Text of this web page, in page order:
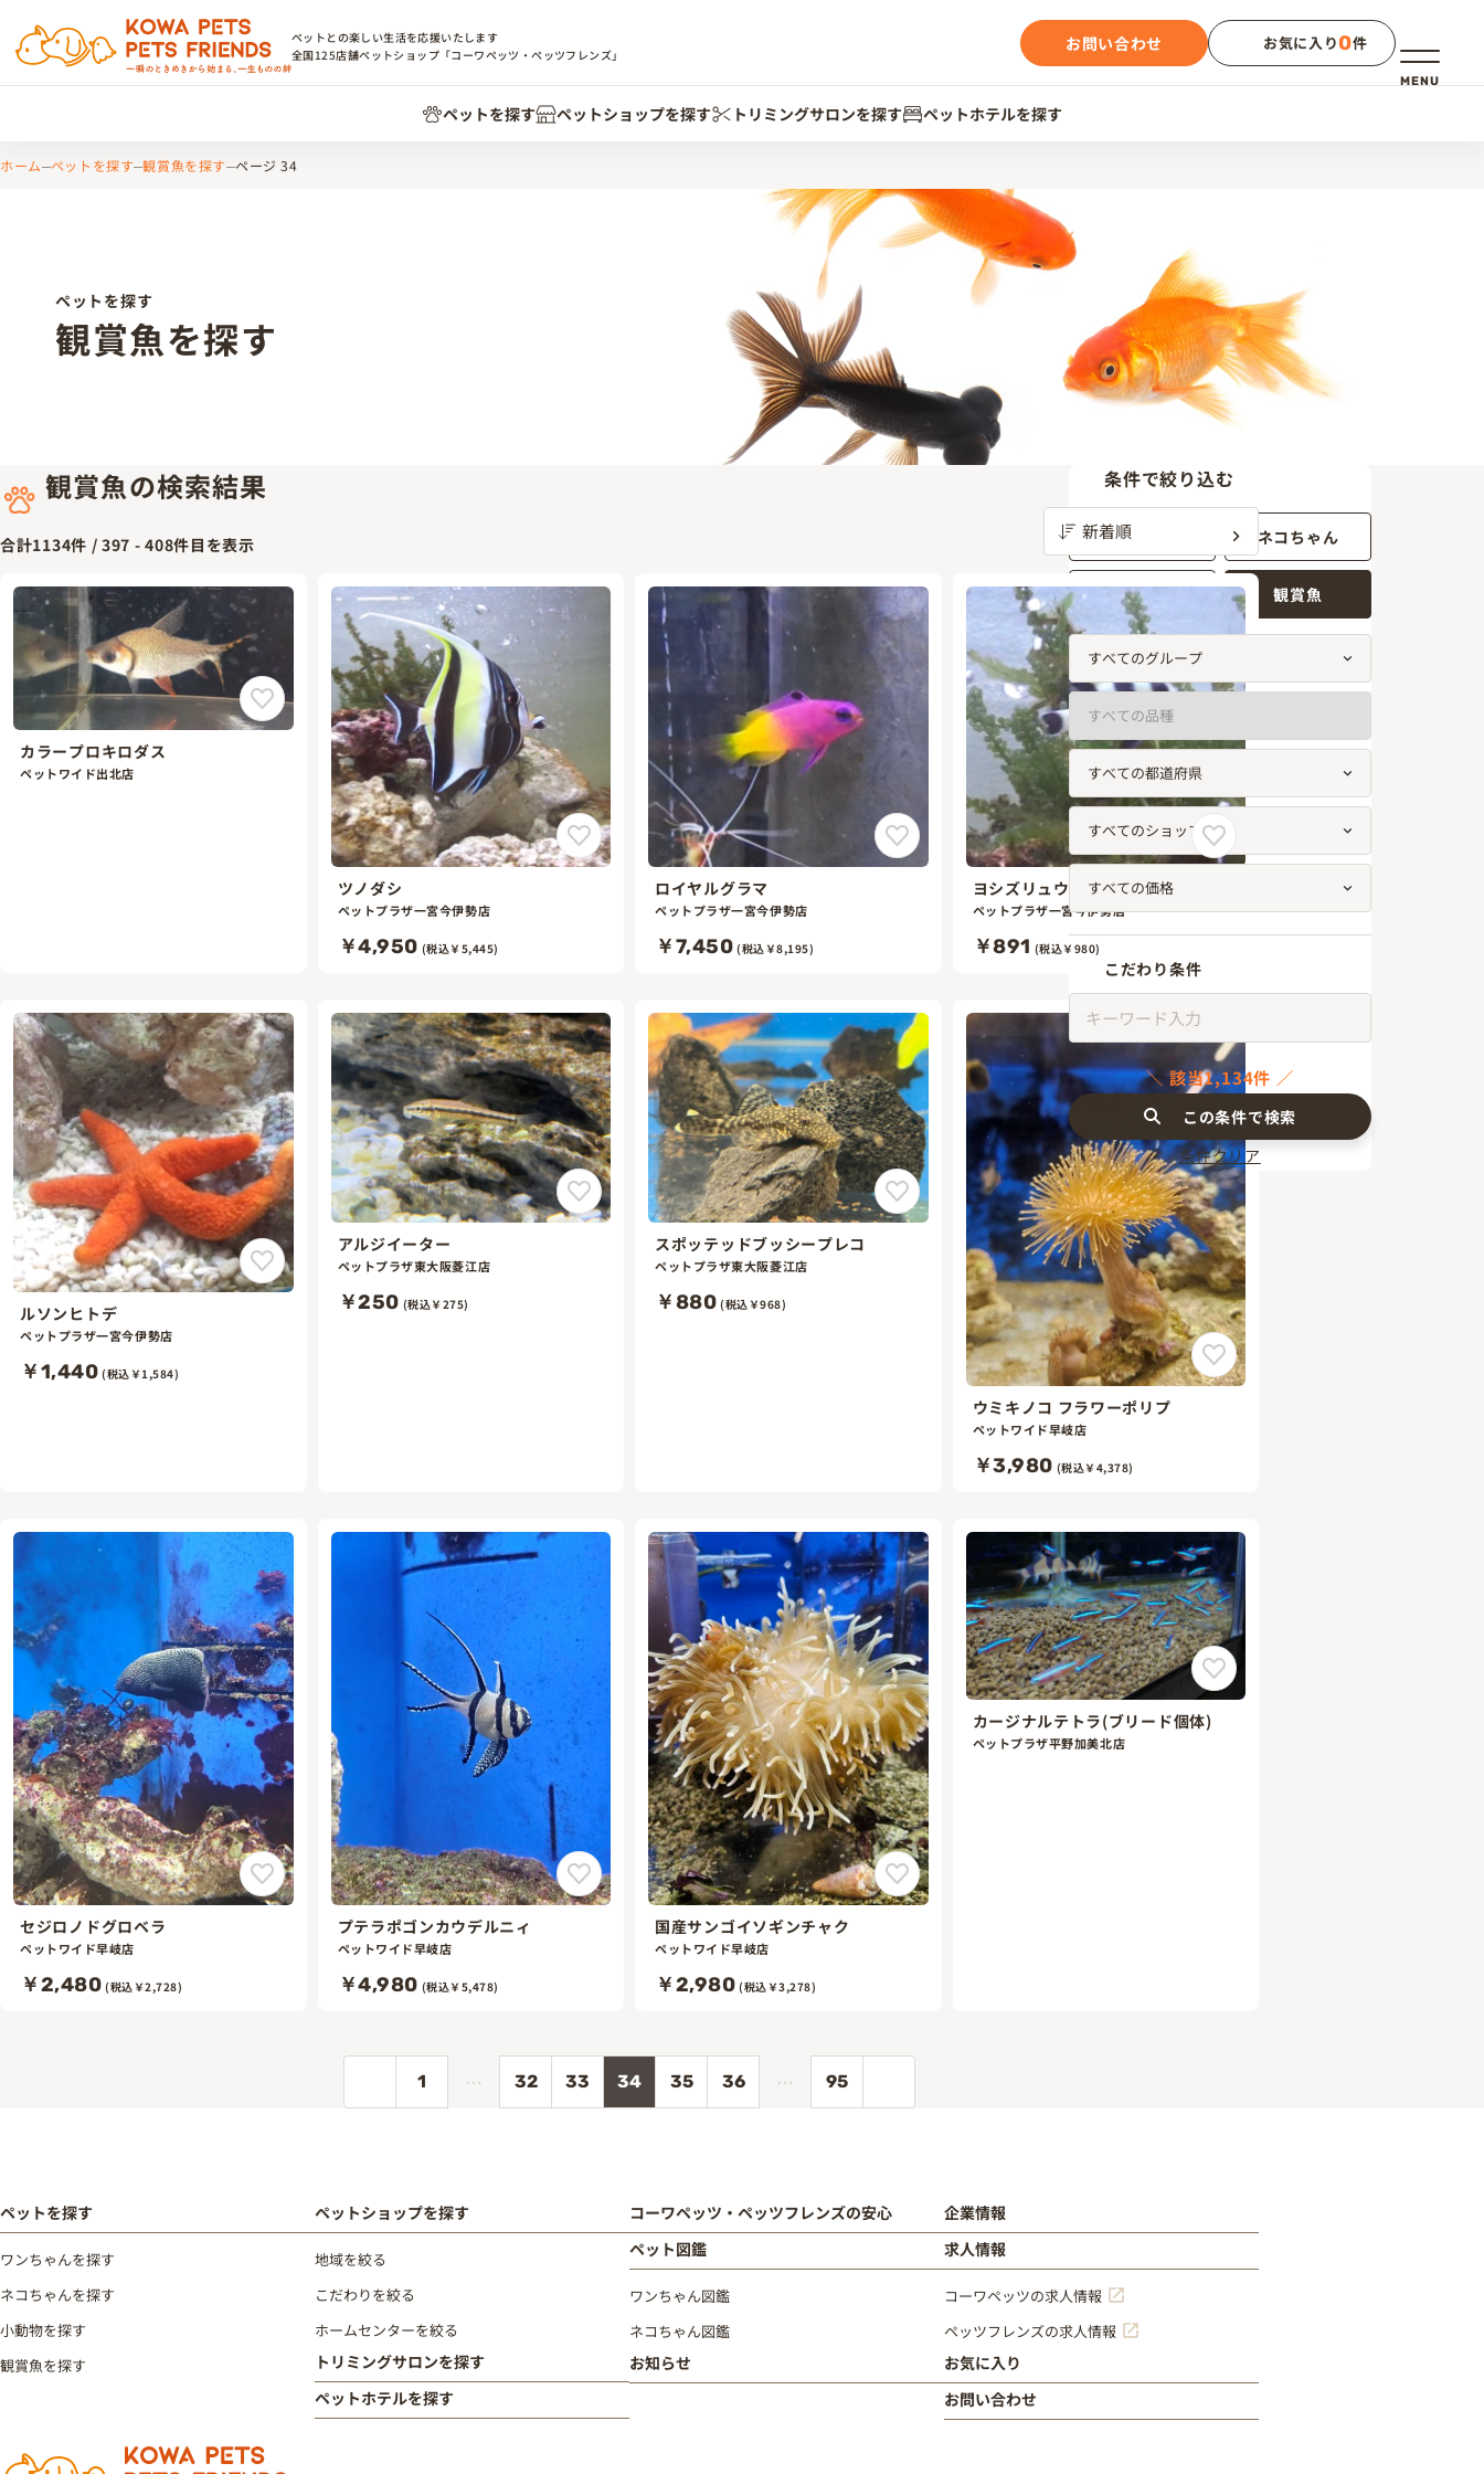
メニュー
MENU
ペットとの楽しい生活を応援いたします
全国125店舗ペットショップ「コーワペッツ・ペッツフレンズ」
お問い合わせ お気に入り0件
ペットを探す ペットショップを探す トリミングサロンを探す ペットホテルを探す
ホーム ペットを探す 観賞魚を探す ページ 34
ペットを探す
観賞魚を探す
観賞魚の検索結果
合計1134件 /397 -408件目を表示
カラープロキロダス
ペットワイド出北店
ツノダシ
ペットプラザ一宮今伊勢店
￥4,950 (税込￥5,445)
ロイヤルグラマ
ペットプラザ一宮今伊勢店
￥7,450 (税込￥8,195)
ヨシズリュウキュウスズメダイ
ペットプラザ一宮今伊勢店
￥891 (税込￥980)
ルソンヒトデ
ペットプラザ一宮今伊勢店
￥1,440 (税込￥1,584)
アルジイーター
ペットプラザ東大阪菱江店
￥250 (税込￥275)
スポッテッドブッシープレコ
ペットプラザ東大阪菱江店
￥880 (税込￥968)
ウミキノコ フラワーポリプ
ペットワイド早岐店
￥3,980 (税込￥4,378)
セジロノドグロベラ
ペットワイド早岐店
￥2,480 (税込￥2,728)
プテラポゴンカウデルニィ
ペットワイド早岐店
￥4,980 (税込￥5,478)
国産サンゴイソギンチャク
ペットワイド早岐店
￥2,980 (税込￥3,278)
カージナルテトラ(ブリード個体)
ペットプラザ平野加美北店
1 … 32 33 34 35 36 … 95
条件で絞り込む
ワンちゃん ネコちゃん
小動物 観賞魚
こだわり条件
該当1,134件
この条件で検索
条件クリア
ペットを探す
ワンちゃんを探す
ネコちゃんを探す
小動物を探す
観賞魚を探す
ペットショップを探す
地域を絞る
こだわりを絞る
ホームセンターを絞る
トリミングサロンを探す
ペットホテルを探す
コーワペッツ・ペッツフレンズの安心
ペット図鑑
ワンちゃん図鑑
ネコちゃん図鑑
お知らせ
企業情報
求人情報
コーワペッツの求人情報
ペッツフレンズの求人情報
お気に入り
お問い合わせ